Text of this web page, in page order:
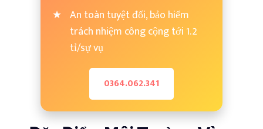
An toàn tuyệt đối, bảo hiểm
trách nhiệm công cộng tới 1.2
tỉ/sự vụ
0364.062.341